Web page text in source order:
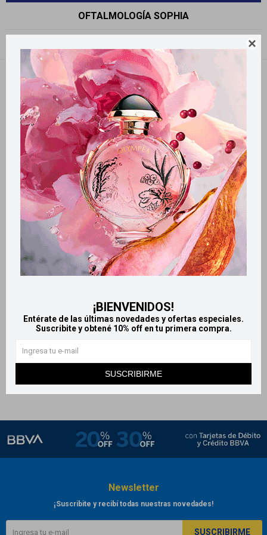

¡BIENVENIDOS!
Entérate de las últimas novedades y ofertas especiales.
Suscribite y obtené 10% off en tu primera compra.
SUSCRIBIRME
OFTALMOLOGÍA SOPHIA
Filtrando por: Oftalmología Sophia Quitar filtros
LlegaMAÑANA
LlegaMAÑANA
$ 1.160
LlegaMAÑANA
LlegaMAÑANA
$
Newsletter
¡Suscribite y recibí todas nuestras novedades!
SUSCRIBIRME